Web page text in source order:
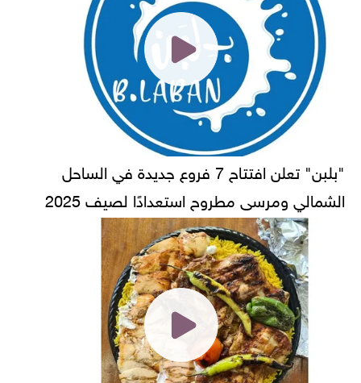
"بلبن" تعلن افتتاح 7 فروع جديدة في الساحل
الشمالي ومرسى مطروح استعدادًا لصيف 2025